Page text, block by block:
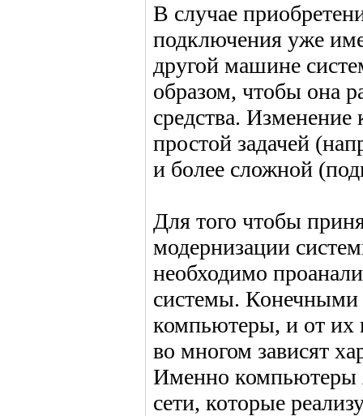
В случае
подключения уже
другой машине
образом, чтобы она
средства.
простой задачей
и более сложной
Для того чтобы
модернизации
необходимо
системы. Конечными
компьютеры, и от их
во многом зависят
Именно компьютеры
сети, которые